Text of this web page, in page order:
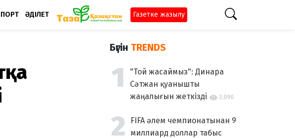
ӘДІЛЕТ Газетке жазылу
Бүгін TRENDS
"Той жасаймыз": Динара
Сәтжан қуанышты
жаңалығын жеткізді
3,090
FIFA әлем чемпионатынан 9
миллиард доллар табыс